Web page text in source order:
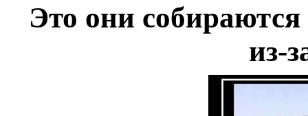
Это они
из-